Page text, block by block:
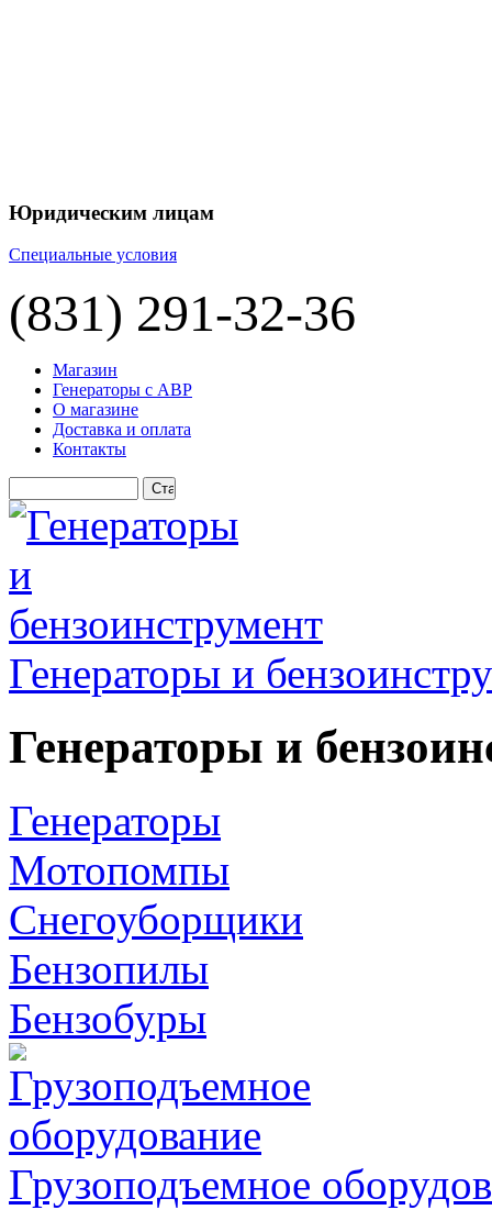
Юридическим лицам
Специальные условия
(831) 291-32-36
Магазин
Генераторы с АВР
О магазине
Доставка и оплата
Контакты
Генераторы и
Генераторы и
Генераторы
Мотопомпы
Снегоуборщики
Бензопилы
Бензобуры
Грузоподъемное